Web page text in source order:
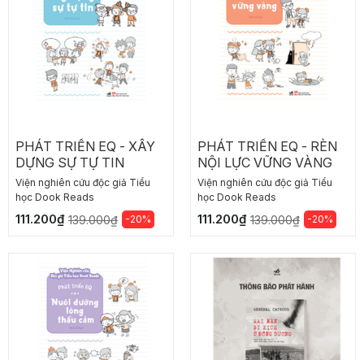
PHÁT TRIỂN EQ - XÂY
DỰNG SỰ TỰ TIN
Viện nghiên cứu độc giả Tiểu
học Dook Reads
111.200₫ 139.000₫ -20%
PHÁT TRIỂN EQ - RÈN
NỘI LỰC VỮNG VÀNG
Viện nghiên cứu độc giả Tiểu
học Dook Reads
111.200₫ 139.000₫ -20%